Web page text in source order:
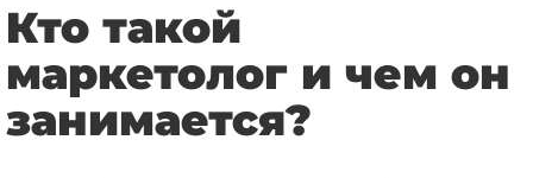
Кто такой
маркетолог и чем он
занимается?